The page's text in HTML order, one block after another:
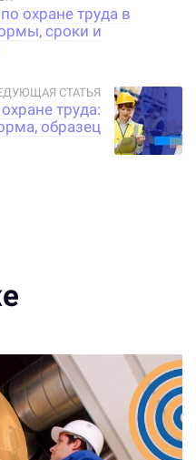
охране труда в
сроки и
труда:
образец